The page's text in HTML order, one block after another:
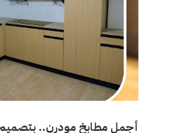
أجمل مطابخ مودرن..